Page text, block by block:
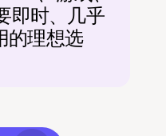
即时、几乎
的理想选